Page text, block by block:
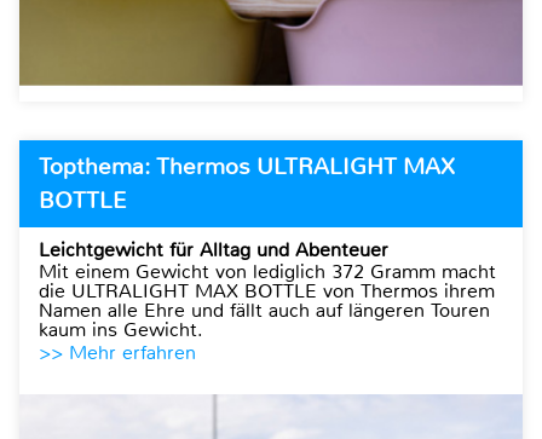
Topthema: Thermos ULTRALIGHT MAX
BOTTLE
Leichtgewicht für Alltag und Abenteuer
Mit einem Gewicht von lediglich 372 Gramm macht
die ULTRALIGHT MAX BOTTLE von Thermos ihrem
Namen alle Ehre und fällt auch auf längeren Touren
kaum ins Gewicht.
>> Mehr erfahren